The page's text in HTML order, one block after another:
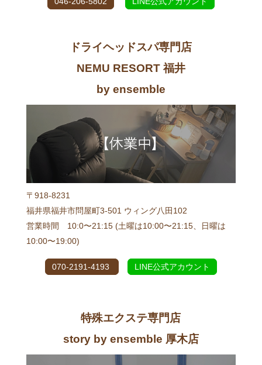
ドライヘッドスパ専門店
NEMU RESORT 福井
by ensemble
〒918-8231
福井県福井市問屋町3-501 ウィング八田102
営業時間 10:0〜21:15 (土曜は10:00〜21:15、日曜は
10:00〜19:00)
070-2191-4193 LINE公式アカウント
特殊エクステ専門店
story by ensemble 厚木店